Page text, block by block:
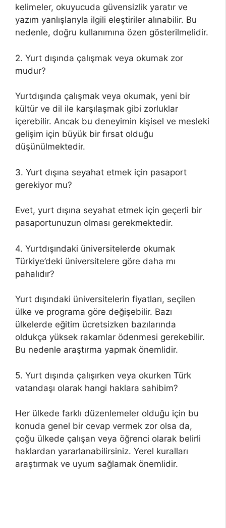
kelimeler, okuyucuda güvensizlik yaratır ve
yazım yanlışlarıyla ilgili eleştiriler alınabilir. Bu
nedenle, doğru kullanımına özen gösterilmelidir.
2. Yurt dışında çalışmak veya okumak zor
mudur?
Yurtdışında çalışmak veya okumak, yeni bir
kültür ve dil ile karşılaşmak gibi zorluklar
içerebilir. Ancak bu deneyimin kişisel ve mesleki
gelişim için büyük bir fırsat olduğu
düşünülmektedir.
3. Yurt dışına seyahat etmek için pasaport
gerekiyor mu?
Evet, yurt dışına seyahat etmek için geçerli bir
pasaportunuzun olması gerekmektedir.
4. Yurtdışındaki üniversitelerde okumak
Türkiye’deki üniversitelere göre daha mı
pahalıdır?
Yurt dışındaki üniversitelerin fiyatları, seçilen
ülke ve programa göre değişebilir. Bazı
ülkelerde eğitim ücretsizken bazılarında
oldukça yüksek rakamlar ödenmesi gerekebilir.
Bu nedenle araştırma yapmak önemlidir.
5. Yurt dışında çalışırken veya okurken Türk
vatandaşı olarak hangi haklara sahibim?
Her ülkede farklı düzenlemeler olduğu için bu
konuda genel bir cevap vermek zor olsa da,
çoğu ülkede çalışan veya öğrenci olarak belirli
haklardan yararlanabilirsiniz. Yerel kuralları
araştırmak ve uyum sağlamak önemlidir.